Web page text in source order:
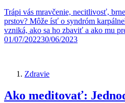
Trápi vás mravčenie, necitlivosť,
prstov? Môže ísť o syndróm
vzniká, ako sa ho zbaviť a ako mu
01/07/202230/06/2023
Zdravie
Ako meditovať: